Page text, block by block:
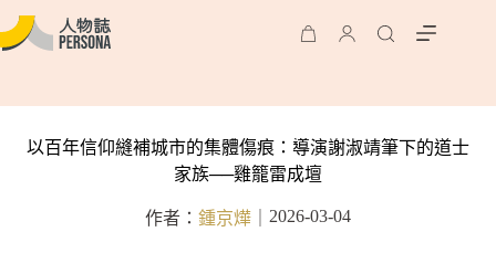
以百年信仰縫補城市的集體傷痕：導演謝淑靖筆下的道士
家族──雞籠雷成壇
作者： 鍾京燁 2026-03-04